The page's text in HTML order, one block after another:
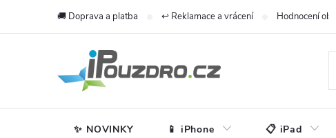
🚚 Doprava a platba ↩️ Reklamace a vrácení Hodnocení
✨ NOVINKY 📱 iPhone 📋 iPad